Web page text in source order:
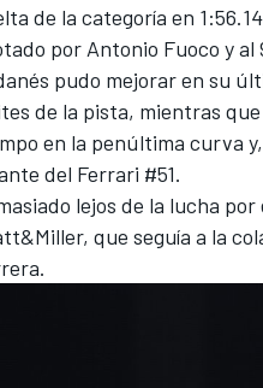
de la categoría en
por Antonio Fuoco y al
pudo mejorar en su
de la pista, mientras
en la penúltima curva
del Ferrari #51.
lejos de la lucha
que seguía a la